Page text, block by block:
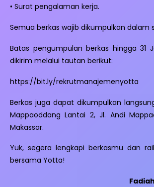
• Surat pengalaman kerja.
Semua berkas wajib dikumpulkan dalam
Batas pengumpulan berkas hingga 31
dikirim melalui tautan berikut:
https://bit.ly/rekrutmanajemenyotta
Berkas juga dapat dikumpulkan
Mappaoddang Lantai 2, Jl. Andi
Makassar.
Yuk, segera lengkapi berkasmu dan
bersama Yotta!